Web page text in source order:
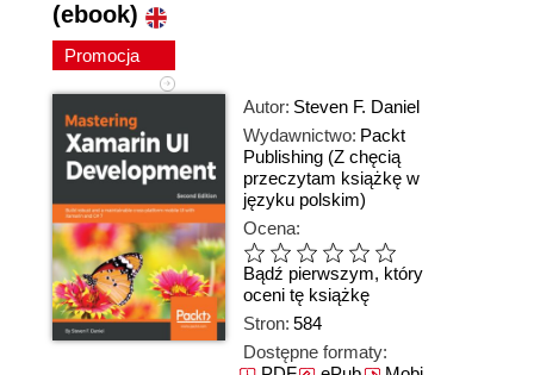
(ebook)
Promocja
Autor: Steven F. Daniel
Wydawnictwo: Packt
Publishing (Z chęcią
przeczytam książkę w
języku polskim)
Ocena:
Bądź pierwszym, który
oceni tę książkę
Stron: 584
Dostępne formaty: